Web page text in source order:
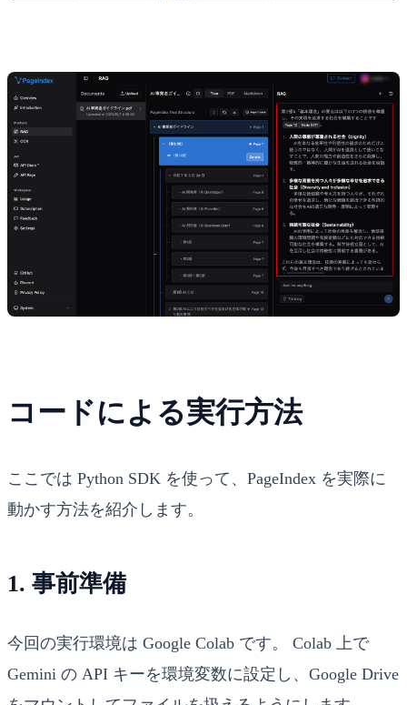
コードによる実行方法
ここでは Python SDK を使って、PageIndex を実際に
動かす方法を紹介します。
1. 事前準備
今回の実行環境は Google Colab です。 Colab 上で
Gemini の API キーを環境変数に設定し、Google Drive